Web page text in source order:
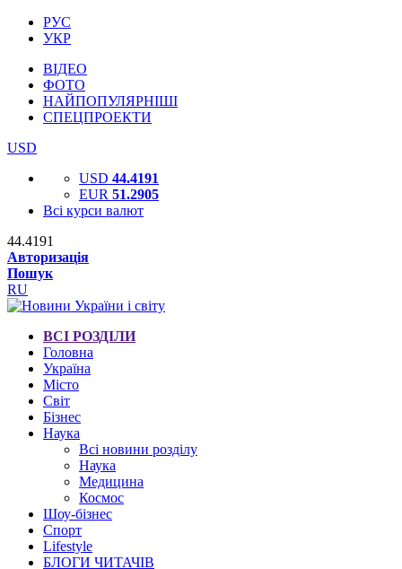
РУС
УКР
ВІДЕО
ФОТО
НАЙПОПУЛЯРНІШІ
СПЕЦПРОЕКТИ
USD
USD 44.4191
EUR 51.2905
Всі курси валют
44.4191
Авторизація
Пошук
RU
ВСІ РОЗДІЛИ
Головна
Україна
Місто
Світ
Бізнес
Наука
Всі новини розділу
Наука
Медицина
Космос
Шоу-бізнес
Спорт
Lifestyle
БЛОГИ ЧИТАЧІВ